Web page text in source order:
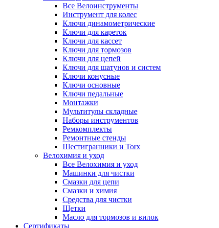
Все Велоинструменты
Инструмент для колес
Ключи динамометрические
Ключи для кареток
Ключи для кассет
Ключи для тормозов
Ключи для цепей
Ключи для шатунов и систем
Ключи конусные
Ключи основные
Ключи педальные
Монтажки
Мультитулы складные
Наборы инструментов
Ремкомплекты
Ремонтные стенды
Шестигранники и Torx
Велохимия и уход
Все Велохимия и уход
Машинки для чистки
Смазки для цепи
Смазки и химия
Средства для чистки
Щетки
Масло для тормозов и вилок
Сертификаты